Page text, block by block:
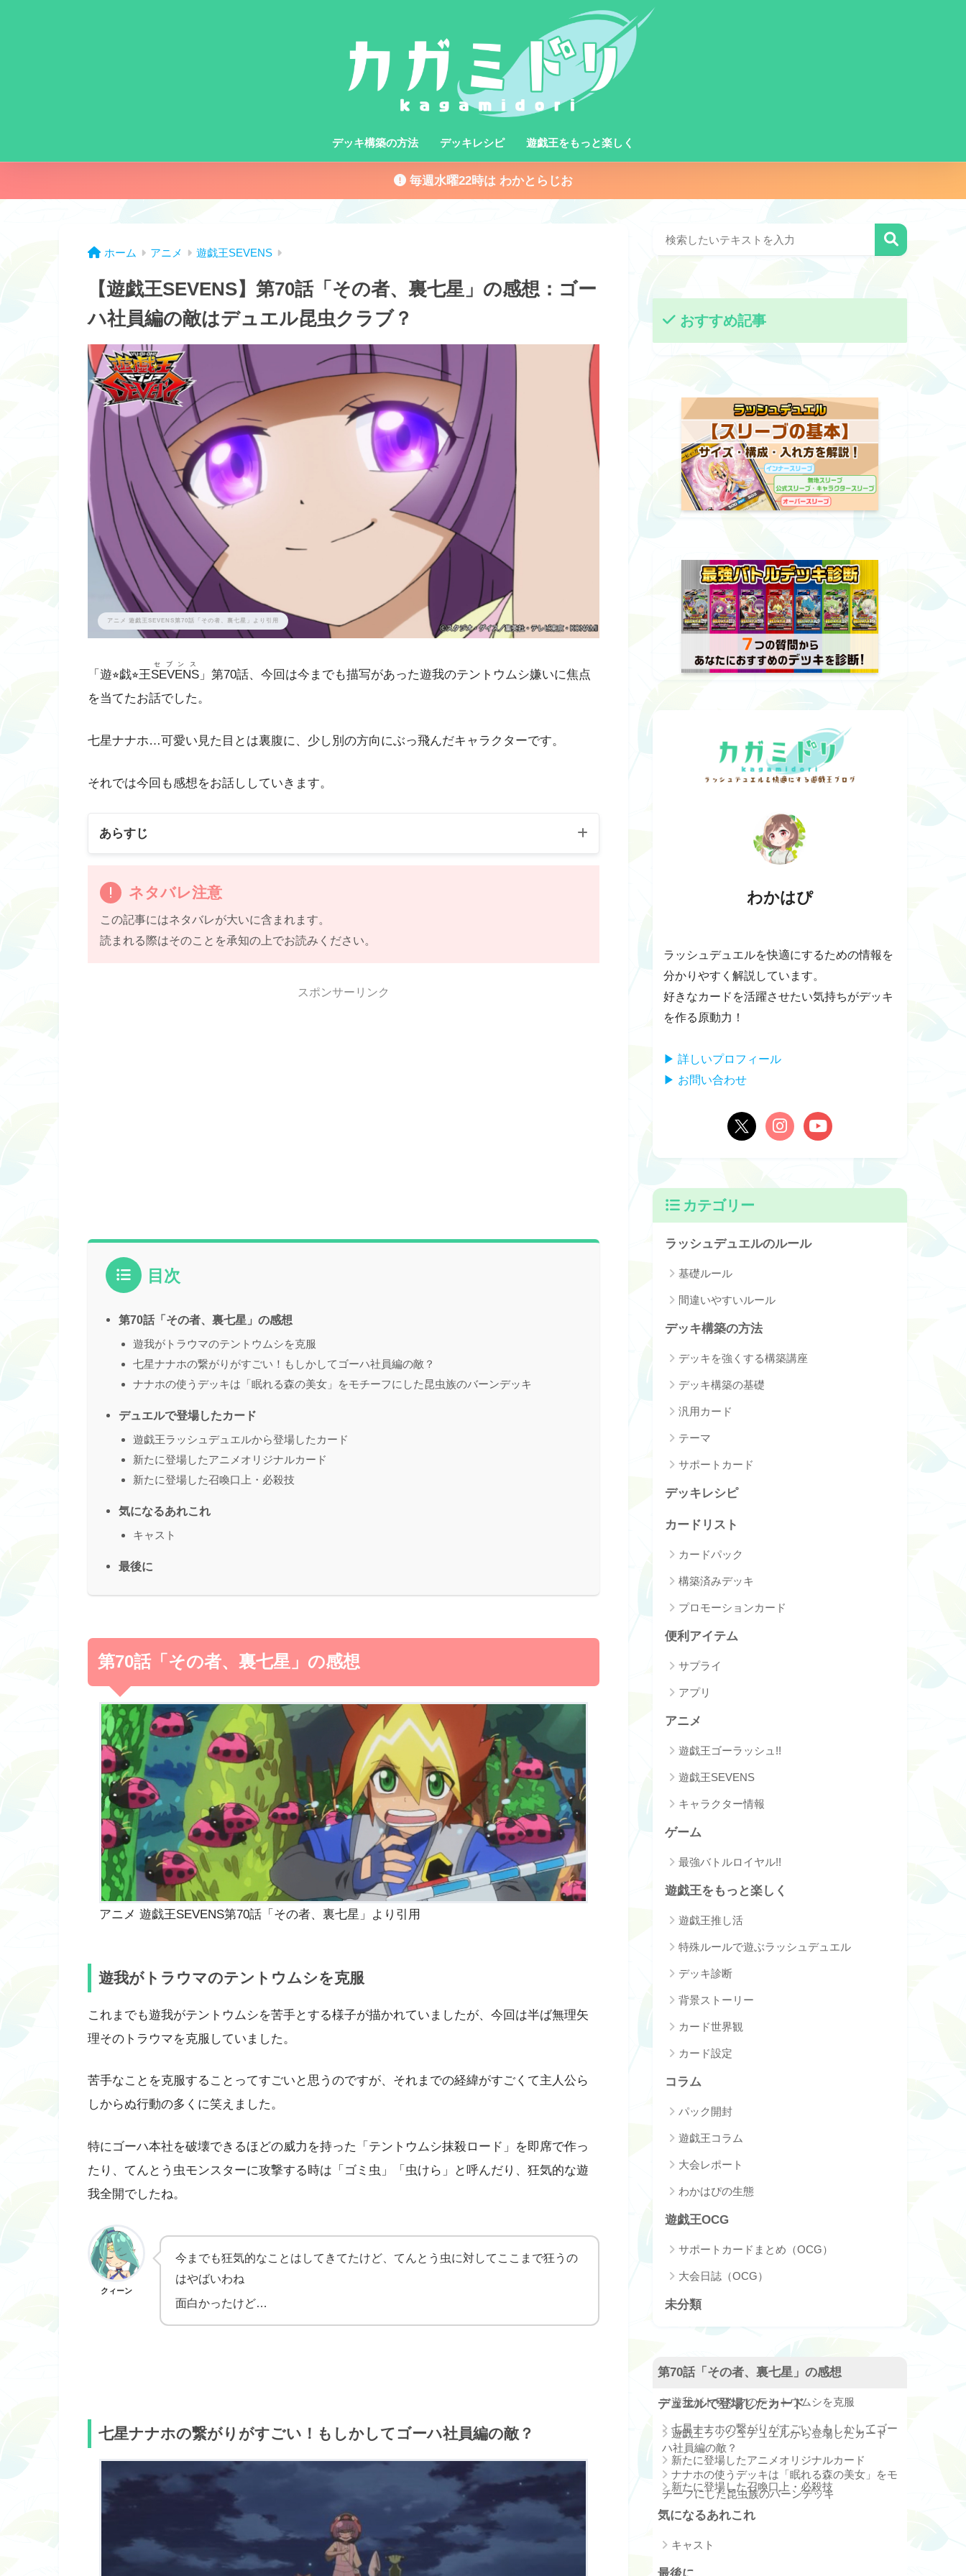
デッキ構築の方法 デッキレシピ 遊戯王をもっと楽しく
毎週水曜22時は わかとらじお
ホーム アニメ 遊戯王SEVENS
【遊戯王SEVENS】第70話「その者、裏七星」の感想：ゴー
ハ社員編の敵はデュエル昆虫クラブ？
アニメ 遊戯王SEVENS第70話「その者、裏七星」より引用
「遊⭐︎戯⭐︎王SEVENS
セブンス
」第70話、今回は今までも描写があった遊我のテントウムシ嫌いに焦点
を当てたお話でした。
七星ナナホ…可愛い見た目とは裏腹に、少し別の方向にぶっ飛んだキャラクターです。
それでは今回も感想をお話ししていきます。
あらすじ
ネタバレ注意
この記事にはネタバレが大いに含まれます。
読まれる際はそのことを承知の上でお読みください。
スポンサーリンク
目次
第70話「その者、裏七星」の感想
遊我がトラウマのテントウムシを克服
七星ナナホの繋がりがすごい！もしかしてゴーハ社員編の敵？
ナナホの使うデッキは「眠れる森の美女」をモチーフにした昆虫族のバーンデッキ
デュエルで登場したカード
遊戯王ラッシュデュエルから登場したカード
新たに登場したアニメオリジナルカード
新たに登場した召喚口上・必殺技
気になるあれこれ
キャスト
最後に
第70話「その者、裏七星」の感想
アニメ 遊戯王SEVENS第70話「その者、裏七星」より引用
遊我がトラウマのテントウムシを克服
これまでも遊我がテントウムシを苦手とする様子が描かれていましたが、今回は半ば無理矢
理そのトラウマを克服していました。
苦手なことを克服することってすごいと思うのですが、それまでの経緯がすごくて主人公ら
しからぬ行動の多くに笑えました。
特にゴーハ本社を破壊できるほどの威力を持った「テントウムシ抹殺ロード」を即席で作っ
たり、てんとう虫モンスターに攻撃する時は「ゴミ虫」「虫けら」と呼んだり、狂気的な遊
我全開でしたね。
クィーン
今までも狂気的なことはしてきてたけど、てんとう虫に対してここまで狂うの
はやばいわね
面白かったけど…
七星ナナホの繋がりがすごい！もしかしてゴーハ社員編の敵？
おすすめ記事
わかはぴ
ラッシュデュエルを快適にするための情報を
分かりやすく解説しています。
好きなカードを活躍させたい気持ちがデッキ
を作る原動力！
▶ 詳しいプロフィール
▶ お問い合わせ
カテゴリー
ラッシュデュエルのルール
基礎ルール
間違いやすいルール
デッキ構築の方法
デッキを強くする構築講座
デッキ構築の基礎
汎用カード
テーマ
サポートカード
デッキレシピ
カードリスト
カードパック
構築済みデッキ
プロモーションカード
便利アイテム
サプライ
アプリ
アニメ
遊戯王ゴーラッシュ!!
遊戯王SEVENS
キャラクター情報
ゲーム
最強バトルロイヤル!!
遊戯王をもっと楽しく
遊戯王推し活
特殊ルールで遊ぶラッシュデュエル
デッキ診断
背景ストーリー
カード世界観
カード設定
コラム
パック開封
遊戯王コラム
大会レポート
わかはぴの生態
遊戯王OCG
サポートカードまとめ（OCG）
大会日誌（OCG）
未分類
第70話「その者、裏七星」の感想
遊我がトラウマのテントウムシを克服
七星ナナホの繋がりがすごい！もしかしてゴー
ハ社員編の敵？
ナナホの使うデッキは「眠れる森の美女」をモ
チーフにした昆虫族のバーンデッキ
デュエルで登場したカード
遊戯王ラッシュデュエルから登場したカード
新たに登場したアニメオリジナルカード
新たに登場した召喚口上・必殺技
気になるあれこれ
キャスト